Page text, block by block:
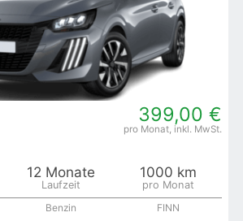
399,00 €
12 Monate 1000 km
Benzin FINN